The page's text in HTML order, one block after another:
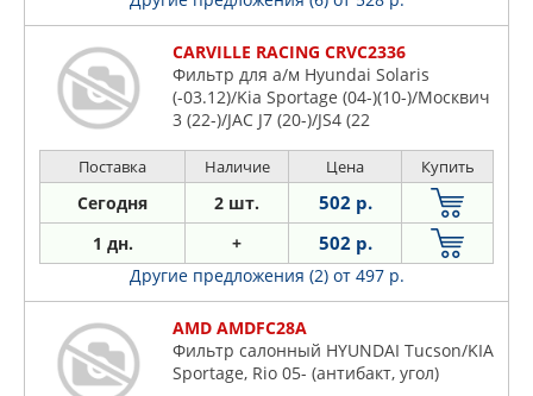
CARVILLE RACING CRVC2336
Фильтр для а/м Hyundai Solaris
(-03.12)/Kia Sportage (04-)(10-)/Москвич
3 (22-)/JAC J7 (20-)/JS4 (22
Поставка Наличие Цена Купить
Сегодня 2 шт. 502 р.
1 дн. + 502 р.
Другие предложения (2) от 497 р.
AMD AMDFC28A
Фильтр салонный HYUNDAI Tucson/KIA
Sportage, Rio 05- (антибакт, угол)